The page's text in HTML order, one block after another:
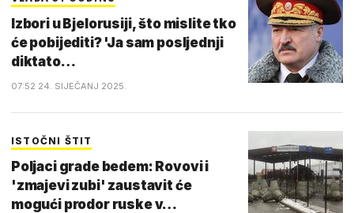
Izbori u Bjelorusiji, što mislite tko
će pobijediti? 'Ja sam posljednji
diktato…
07:52 24. SIJEČANJ 2025.
ISTOČNI ŠTIT
Poljaci grade bedem: Rovovi i
'zmajevi zubi' zaustavit će
mogući prodor ruske v…